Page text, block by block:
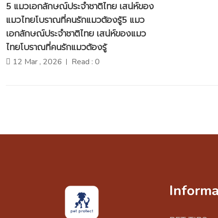
5 แมวเอกลักษณ์ประจำชาติไทย เสน่ห์ของ
แมวไทยโบราณที่คนรักแมวต้องรู้5 แมว
เอกลักษณ์ประจำชาติไทย เสน่ห์ของแมว
ไทยโบราณที่คนรักแมวต้องรู้
12 Mar , 2026 Read : 0